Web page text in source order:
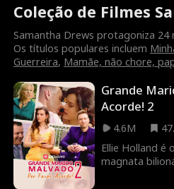
Coleção de Filmes
Samantha Drews protagoniza 24
Os títulos populares incluem
Guerreira, Mamãe, não chore,
Grande
Acorde! 2
4.6M
Ellie Holland é
magnata